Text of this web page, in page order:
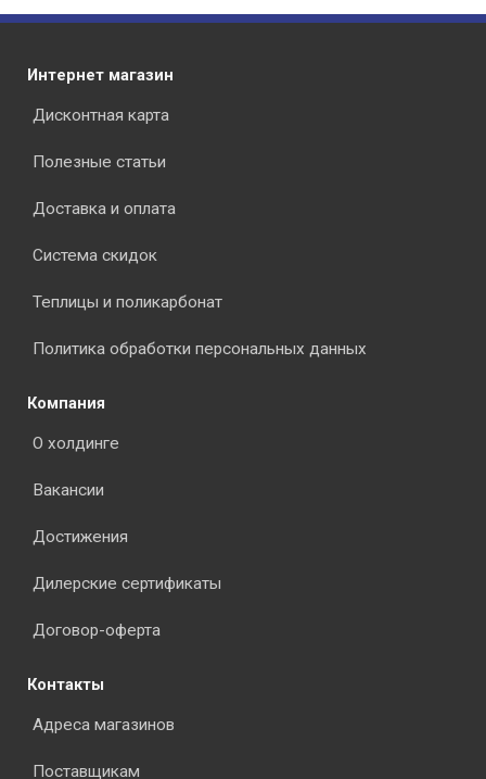
Интернет магазин
Дисконтная карта
Полезные статьи
Доставка и оплата
Система скидок
Теплицы и поликарбонат
Политика обработки персональных данных
Компания
О холдинге
Вакансии
Достижения
Дилерские сертификаты
Договор-оферта
Контакты
Адреса магазинов
Поставщикам